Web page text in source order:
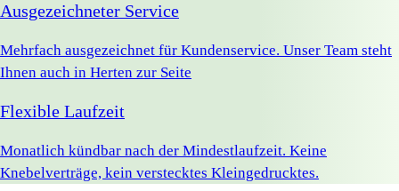
Ausgezeichneter Service
Mehrfach ausgezeichnet für Kundenservice. Unser Team steht
Ihnen auch in Herten zur Seite
Flexible Laufzeit
Monatlich kündbar nach der Mindestlaufzeit. Keine
Knebelverträge, kein verstecktes Kleingedrucktes.